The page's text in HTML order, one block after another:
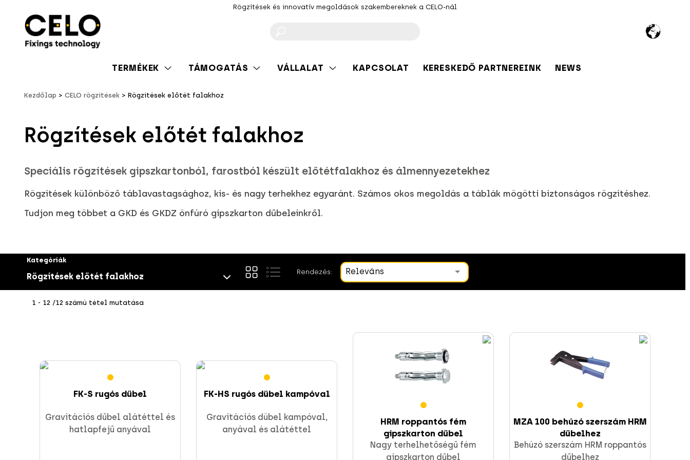
Rögzítések és innovatív megoldások szakembereknek a CELO-nál
TERMÉKEK TÁMOGATÁS VÁLLALAT KAPCSOLAT KERESKEDŐ PARTNEREINK NEWS
Kezdőlap CELO rögzítések Rögzítések előtét falakhoz
Rögzítések előtét falakhoz
Speciális rögzítések gipszkartonból, farostból készült előtétfalakhoz és álmennyezetekhez
Rögzítések különböző táblavastagsághoz, kis- és nagy terhekhez egyaránt. Számos okos megoldás a táblák mögötti biztonságos rögzítéshez.
Tudjon meg többet a GKD és GKDZ önfúró gipszkarton dűbeleinkről.
Rendezés: Releváns
Kategóriák
Rögzítések előtét falakhoz
Csavarok
1 - 12 /12 számú tétel mutatása
FK-S rugós dűbel
Gravitációs dűbel alátéttel és
hatlapfejű anyával
FK-HS rugós dübel kampóval
Gravitációs dübel kampóval,
anyával és alátéttel
HRM roppantós fém
gipszkarton dűbel
Nagy terhelhetőségű fém
gipszkarton dűbel
MZA 100 behúzó szerszám HRM
dűbelhez
Behúzó szerszám HRM roppantós
dűbelhez